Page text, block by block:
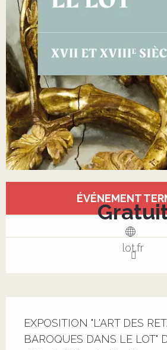
Ouverture et coordonnées
ÉVÉNEMENT
lot.fr
EXPOSITION "L'ART DES
BAROQUES DANS LE LOT"